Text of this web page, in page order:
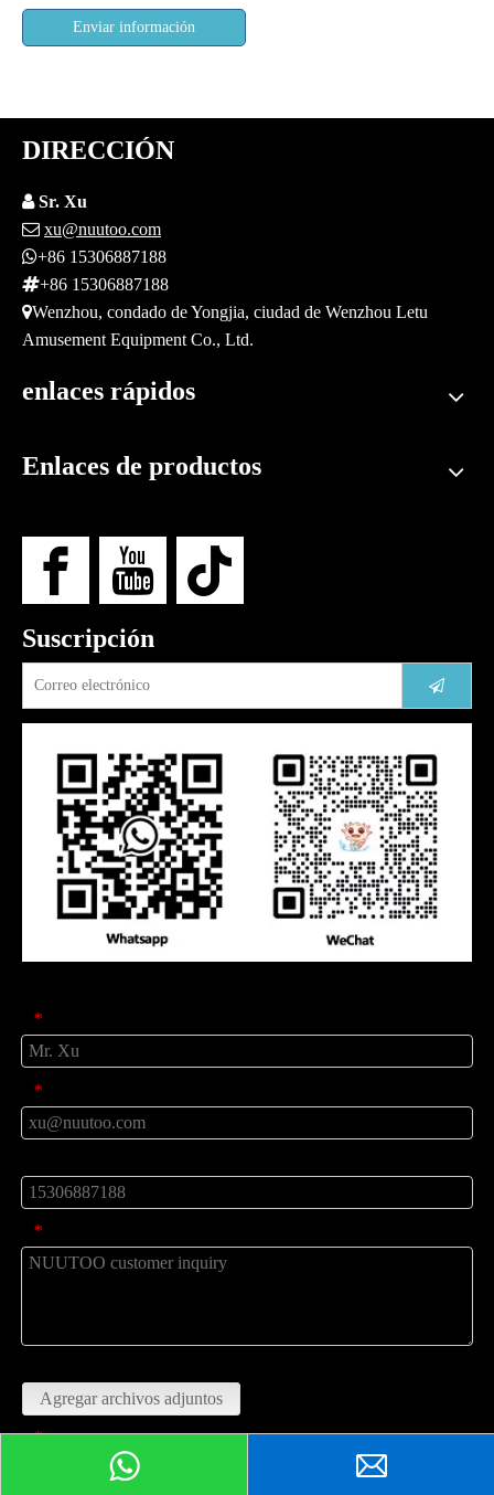
Enviar información
DIRECCIÓN
 Sr. Xu
 xu@nuutoo.com
+86 15306887188
+86 15306887188
Wenzhou, condado de Yongjia, ciudad de Wenzhou Letu
Amusement Equipment Co., Ltd.
enlaces rápidos
Enlaces de productos
Suscripción
Peticiones sobre producto
*
*
*
Agregar archivos adjuntos
* código de verificación